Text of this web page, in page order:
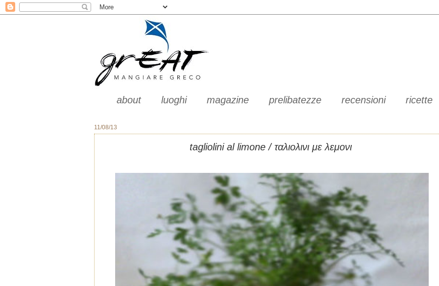
about luoghi magazine prelibatezze recensioni ricette
11/08/13
tagliolini al limone / ταλιολινι με λεμονι